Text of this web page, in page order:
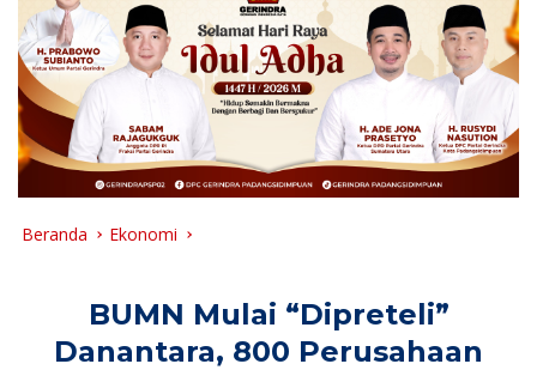
Beranda Ekonomi
BUMN Mulai “Dipreteli”
Danantara, 800 Perusahaan